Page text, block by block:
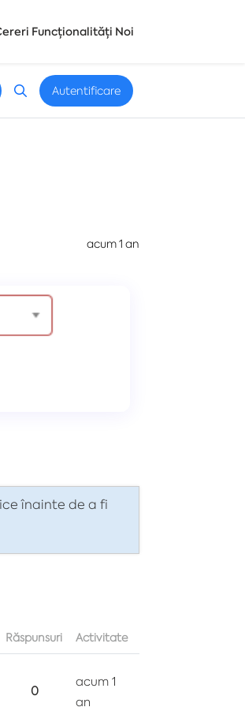
Funcționalități Noi
Autentificare
acum 1 an
înainte de a fi
Răspunsuri Activitate
0
acum 1
an